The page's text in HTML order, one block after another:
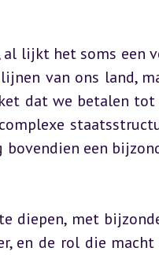
lijkt het soms een
van ons land,
dat we betalen tot
een
diepen, met
en de rol die macht